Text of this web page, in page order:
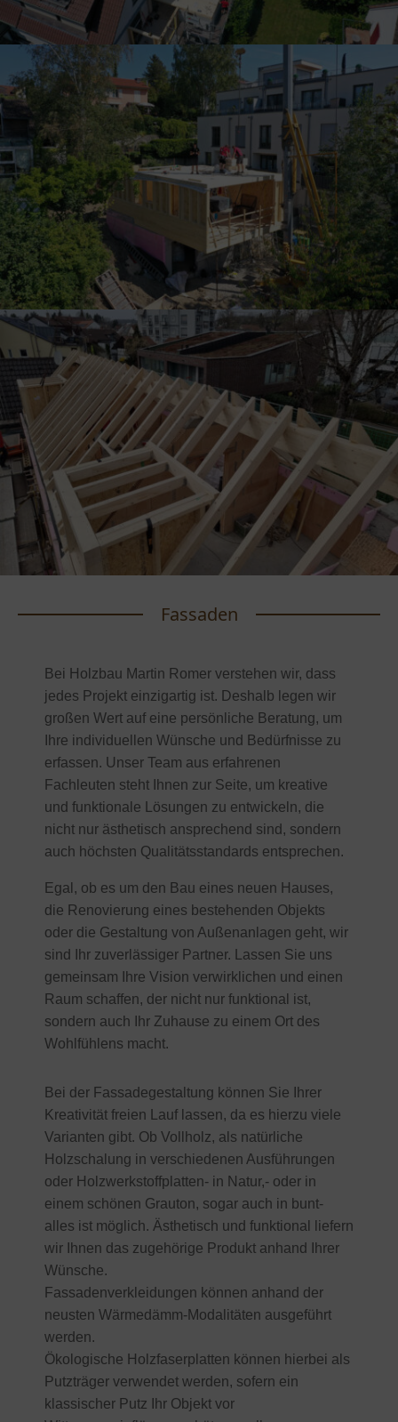
Fassaden
Bei Holzbau Martin Romer verstehen wir, dass
jedes Projekt einzigartig ist. Deshalb legen wir
großen Wert auf eine persönliche Beratung, um
Ihre individuellen Wünsche und Bedürfnisse zu
erfassen. Unser Team aus erfahrenen
Fachleuten steht Ihnen zur Seite, um kreative
und funktionale Lösungen zu entwickeln, die
nicht nur ästhetisch ansprechend sind, sondern
auch höchsten Qualitätsstandards entsprechen.
Egal, ob es um den Bau eines neuen Hauses,
die Renovierung eines bestehenden Objekts
oder die Gestaltung von Außenanlagen geht, wir
sind Ihr zuverlässiger Partner. Lassen Sie uns
gemeinsam Ihre Vision verwirklichen und einen
Raum schaffen, der nicht nur funktional ist,
sondern auch Ihr Zuhause zu einem Ort des
Wohlfühlens macht.
Bei der Fassadegestaltung können Sie Ihrer
Kreativität freien Lauf lassen, da es hierzu viele
Varianten gibt. Ob Vollholz, als natürliche
Holzschalung in verschiedenen Ausführungen
oder Holzwerkstoffplatten- in Natur,- oder in
einem schönen Grauton, sogar auch in bunt-
alles ist möglich. Ästhetisch und funktional liefern
wir Ihnen das zugehörige Produkt anhand Ihrer
Wünsche.
Fassadenverkleidungen können anhand der
neusten Wärmedämm-Modalitäten ausgeführt
werden.
Ökologische Holzfaserplatten können hierbei als
Putzträger verwendet werden, sofern ein
klassischer Putz Ihr Objekt vor